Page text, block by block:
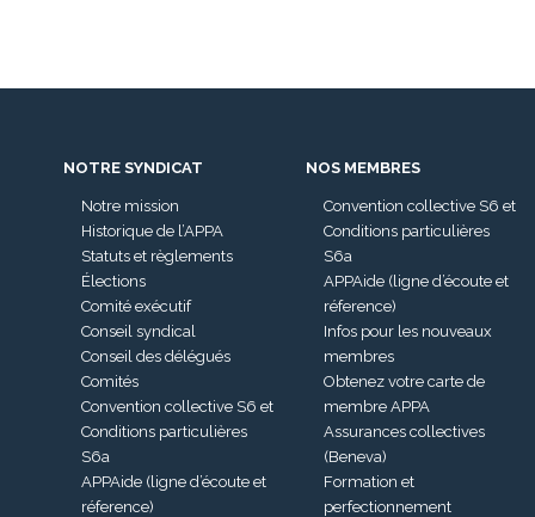
NOTRE SYNDICAT
Notre mission
Historique de l’APPA
Statuts et règlements
Élections
Comité exécutif
Conseil syndical
Conseil des délégués
Comités
Convention collective S6 et
Conditions particulières
S6a
APPAide (ligne d’écoute et
réference)
NOS MEMBRES
Convention collective S6 et
Conditions particulières
S6a
APPAide (ligne d’écoute et
réference)
Infos pour les nouveaux
membres
Obtenez votre carte de
membre APPA
Assurances collectives
(Beneva)
Formation et
perfectionnement